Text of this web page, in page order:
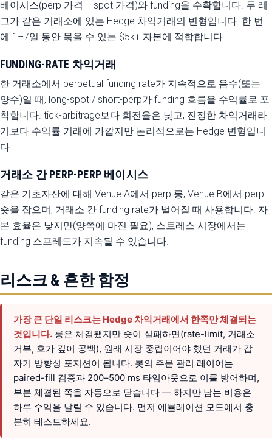
베이시스(perp 가격 − spot 가격)와 funding을 수확합니다. 두 레
그가 같은 거래소에 있는 Hedge 차익거래의 변형입니다. 한 번
에 1–7일 동안 묶을 수 있는 $5k+ 자본에 적합합니다.
FUNDING-RATE 차익거래
한 거래소에서 perpetual funding rate가 지속적으로 음수(또는
양수)일 때, long-spot / short-perp가 funding 흐름을 수익률로 포
착합니다. tick-arbitrage보다 회전율은 낮고, 진정한 차익거래라
기보다 수익률 거래에 가깝지만 논리적으로는 Hedge 변형입니
다.
거래소 간 PERP-PERP 베이시스
같은 기초자산에 대해 Venue A에서 perp 롱, Venue B에서 perp
숏을 잡으며, 거래소 간 funding rate가 벌어질 때 사용합니다. 자
본 효율은 낮지만(양쪽에 마진 필요), 스트레스 시장에서는
funding 스프레드가 지속될 수 있습니다.
리스크 & 흔한 함정
가장 큰 단일 리스크는 Hedge 차익거래에서 한쪽만 체결되는
것입니다. 롱은 체결됐지만 숏이 실패하면(rate-limit, 거래소
거부, 호가 깊이 공백), 원래 시장 중립이어야 했던 거래가 갑
자기 방향성 포지션이 됩니다. 봇의 주문 관리 레이어는
paired-fill 검증과 200–500 ms 타임아웃으로 이를 방어하며,
부분 체결된 쪽을 자동으로 닫습니다 — 하지만 남는 비용은
하루 수익을 날릴 수 있습니다. 먼저 에뮬레이션 모드에서 충
분히 테스트하세요.